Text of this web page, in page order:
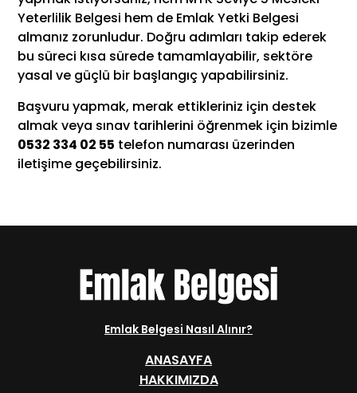
Yeterlilik Belgesi hem de Emlak Yetki Belgesi
almanız zorunludur. Doğru adımları takip ederek
bu süreci kısa sürede tamamlayabilir, sektöre
yasal ve güçlü bir başlangıç yapabilirsiniz.
Başvuru yapmak, merak ettikleriniz için destek
almak veya sınav tarihlerini öğrenmek için bizimle
0532 334 02 55 telefon numarası üzerinden
iletişime geçebilirsiniz.
Emlak Belgesi Nasıl Alınır?
ANASAYFA
HAKKIMIZDA